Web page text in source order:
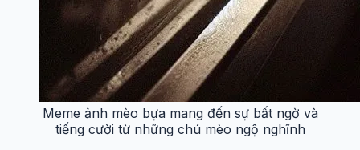
Meme ảnh mèo bựa mang đến sự bất ngờ và
tiếng cười từ những chú mèo ngộ nghĩnh